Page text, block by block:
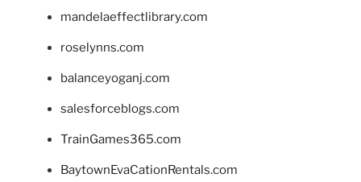
mandelaeffectlibrary.com
roselynns.com
balanceyoganj.com
salesforceblogs.com
TrainGames365.com
BaytownEvaCationRentals.com